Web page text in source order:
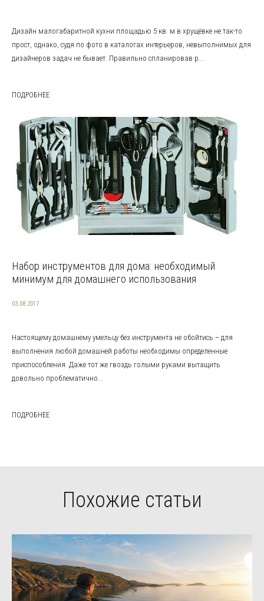
Дизайн малогабаритной кухни площадью 5 кв. м в хрущёвке не так-то
прост, однако, судя по фото в каталогах интерьеров, невыполнимых для
дизайнеров задач не бывает. Правильно спланировав р...
ПОДРОБНЕЕ
Набор инструментов для дома: необходимый
минимум для домашнего использования
03.08.2017
Настоящему домашнему умельцу без инструмента не обойтись – для
выполнения любой домашней работы необходимы определенные
приспособления. Даже тот же гвоздь голыми руками вытащить
довольно проблематично...
ПОДРОБНЕЕ
Похожие статьи